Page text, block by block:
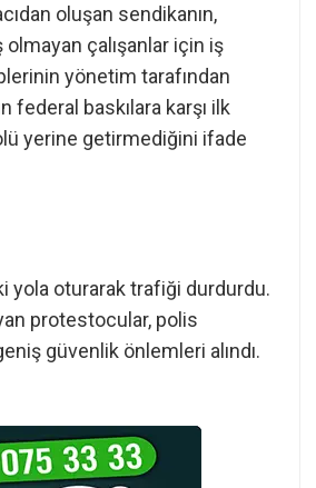
oluşan sendikanın,
olmayan çalışanlar için iş
yönetim tarafından
baskılara karşı ilk
yerine getirmediğini ifade
yola oturarak trafiği durdurdu.
protestocular, polis
güvenlik önlemleri alındı.